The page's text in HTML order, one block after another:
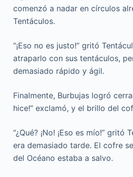
comenzó a nadar en círculos
Tentáculos.
“¡Eso no es justo!” gritó
atraparlo con sus tentáculos,
demasiado rápido y ágil.
Finalmente, Burbujas logró
hice!” exclamó, y el brillo del
“¿Qué? ¡No! ¡Eso es mío!” gritó
era demasiado tarde. El cofre
del Océano estaba a salvo.